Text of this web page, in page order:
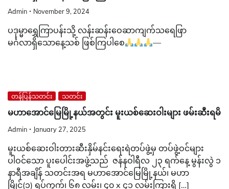
Admin November 9, 2024
ပဒုမ္မာရွှေကြာပန်းသို့ လန်းဆန်းဝေဆာကျက်သရေဖြာ
မင်္ဂလာရှိသောနေ့သစ် ဖြစ်ကြပါစေ‌
—
တန်ပြန်သတင်း သတင်း
မဟာအောင်မြေမြို့နယ်အတွင်း မူးယစ်ဆေးဝါးများ ဖမ်းဆီးရမိ
Admin January 27, 2025
မူးယစ်ဆေးဝါးတားဆီးနှိမ်နင်းရေးရဲတပ်ဖွဲ့မှ တပ်ဖွဲ့ဝင်များ
ပါဝင်သော ပူးပေါင်းအဖွဲ့သည် ဇန်နဝါရီလ ၂၃ ရက်နေ့ မွန်းလွဲ ၁
နာရီအချိန် သတင်းအရ မဟာအောင်မြေမြို့နယ်၊ မဟာ
မြိုင်(၁) ရပ်ကွက်၊ ၆၈ လမ်း၊ ၄၀ x ၄၁ လမ်းကြားရှိ […]